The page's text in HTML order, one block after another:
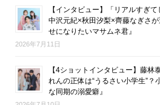
【インタビュー】「リアルすぎ
中沢元紀×秋田汐梨×齊藤なぎさ
せになりたいマサムネ君』
2026年7月11日
【4ショットインタビュー】藤
れんの正体は“うるさい小学生”？
な同期の溺愛癖』